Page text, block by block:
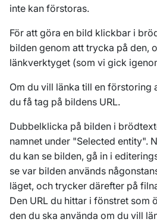
inte kan förstoras.
För att göra en bild klickbar i
bilden genom att trycka på den,
länkverktyget (som vi gick
Om du vill länka till en förstoring
du få tag på bildens URL.
Dubbelklicka på bilden i
namnet under "Selected entity".
du kan se bilden, gå in i
se var bilden används
läget, och trycker därefter på
Den URL du hittar i fönstret som
den du ska använda om du vill